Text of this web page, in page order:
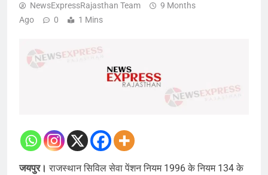
NewsExpressRajasthan Team
9 Months
Ago
0 1 Mins
जयपुर।राजस्थान सिविल सेवा पेंशन नियम 1996 के नियम 134 के